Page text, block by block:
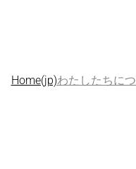
Home(jp)わたしたちに